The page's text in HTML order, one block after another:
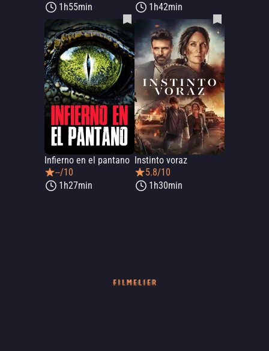
1h55min
1h42min
Infierno en el pantano
--/10
1h27min
Instinto voraz
5.8/10
1h30min